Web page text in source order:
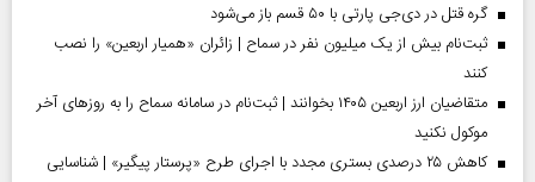
گره قتل در دی‌جی پارتی با ۵۰ قسم باز می‌شود
ثبت‌نام بیش از یک میلیون نفر در سماح | زائران «همیار اربعین» را نصب
کنند
متقاضیان ارز اربعین ۱۴۰۵ بخوانند | ثبت‌نام در سامانه سماح را به روز‌های آخر
موکول نکنید
کاهش ۲۵ درصدی بستری مجدد با اجرای طرح «پرستار پیگیر» | شناسایی